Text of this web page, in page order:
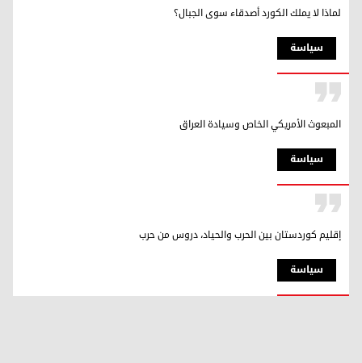
سیاسة
لماذا لا يملك الكورد أصدقاء سوى الجبال؟
سیاسة
المبعوث الأمريكي الخاص وسيادة العراق
سیاسة
إقليم كوردستان بين الحرب والحياد، دروس من حرب